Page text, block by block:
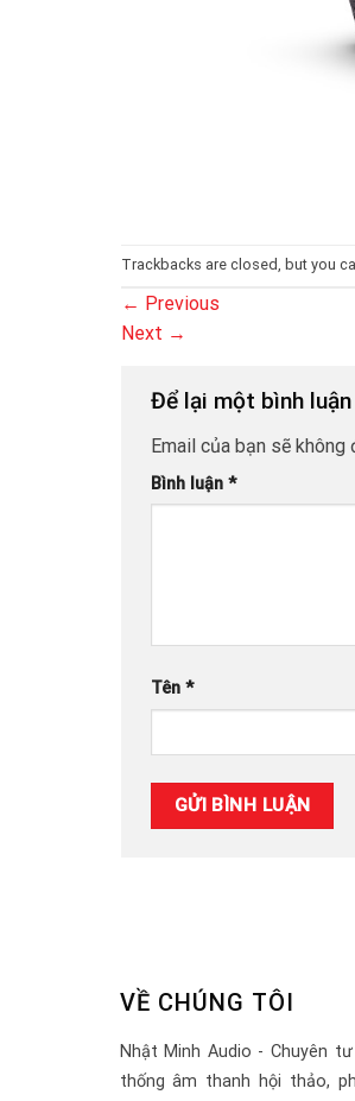
Trackbacks are closed, but you
← Previous
Next →
Để lại một bình luận
Email của bạn sẽ
Bình luận *
Tên *
VỀ CHÚNG TÔI
Nhật Minh Audio - Chuyên
thống âm thanh hội thảo,